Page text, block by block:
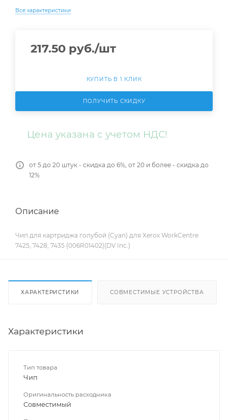
Все характеристики
217.50 руб./шт
КУПИТЬ В 1 КЛИК
ПОЛУЧИТЬ СКИДКУ
Цена указана с учетом НДС!
от 5 до 20 штук - скидка до 6%, от 20 и более - скидка до
12%
Описание
Чип для картриджа голубой (Cyan) для Xerox WorkCentre
7425, 7428, 7435 (006R01402)(DV Inc.)
ХАРАКТЕРИСТИКИ СОВМЕСТИМЫЕ УСТРОЙСТВА
Характеристики
Тип товара
Чип
Оригинальность расходника
Совместимый